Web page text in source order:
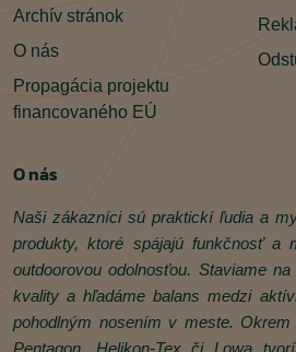
Archív stránok
O nás
Propagácia projektu
financovaného EÚ
O nás
Naši zákazníci sú praktickí ľudia a
produkty, ktoré spájajú funkčnosť a
outdoorovou odolnosťou. Staviame
kvality a hľadáme balans medzi
pohodlným nosením v meste.